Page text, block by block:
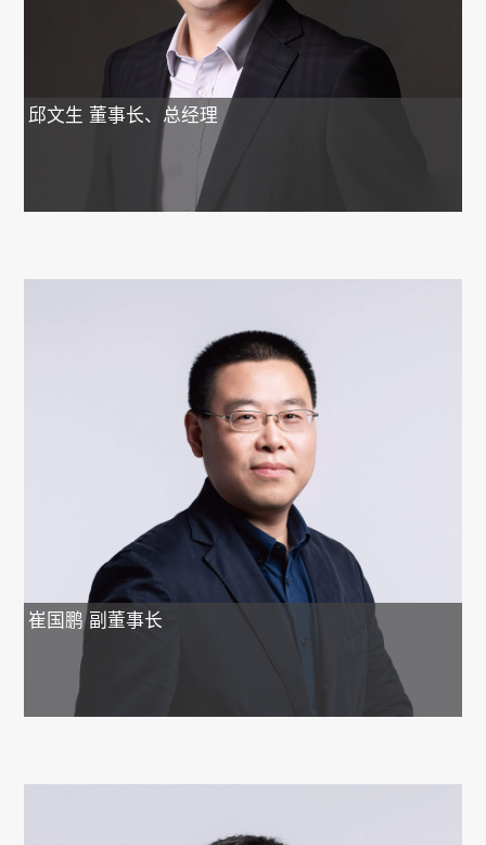
邱文生 董事长、总经理
崔国鹏 副董事长